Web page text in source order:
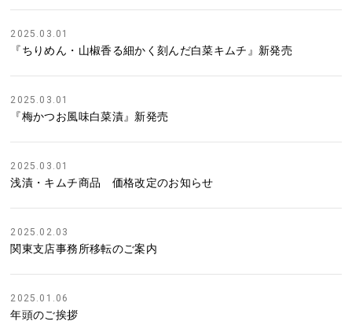
2025.03.01
『ちりめん・山椒香る細かく刻んだ白菜キムチ』新発売
2025.03.01
『梅かつお風味白菜漬』新発売
2025.03.01
浅漬・キムチ商品 価格改定のお知らせ
2025.02.03
関東支店事務所移転のご案内
2025.01.06
年頭のご挨拶